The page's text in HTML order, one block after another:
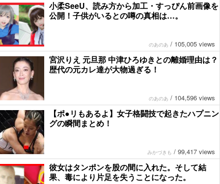
小柔SeeU、読み方から加工・すっぴん前画像を
公開！子供がいるとの噂の真相は…。
のあのあ / 105,005 views
宮沢りえ 元旦那 中津ひろゆきとの離婚理由は？
歴代の元カレ達が大物過ぎる！
のあのあ / 104,596 views
【ポ●リもあるよ】女子格闘技で起きたハプニン
グの瞬間まとめ！
みかづきも / 99,417 views
彼女はタンポンを股の間に入れた。そして結
果、毒により片足を失うことになった。